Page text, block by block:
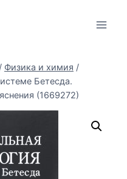
/ Физика и химия /
Бетесда.
(1669272)